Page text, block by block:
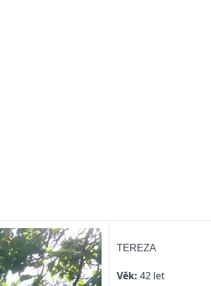
TEREZA
Věk: 42 let